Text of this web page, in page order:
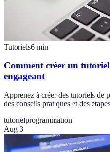
Tutoriels6 min
Comment créer un
engageant
Apprenez à créer des tutoriels de
des conseils pratiques et des
tutorielprogrammation
Aug 3